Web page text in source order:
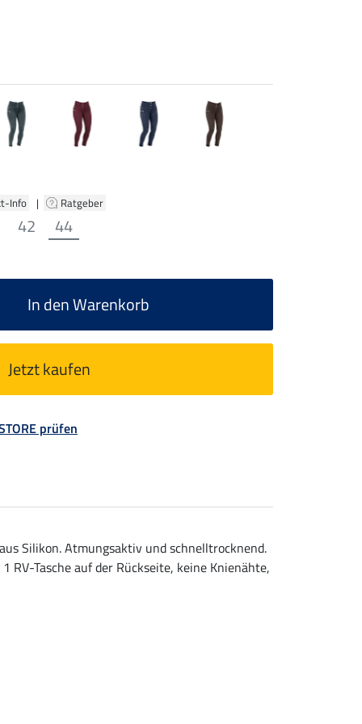
Info | Ratgeber
42 44
In den Warenkorb
Jetzt kaufen
prüfen
Silikon. Atmungsaktiv und schnelltrocknend.
Tasche auf der Rückseite, keine Knienähte,